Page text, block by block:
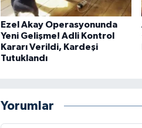
Ezel Akay Operasyonunda
Yeni Gelişme! Adli Kontrol
Kararı Verildi, Kardeşi
Tutuklandı
Yorumlar